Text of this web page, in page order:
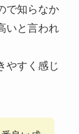
で知らなか
いと⾔われ
やすく感じ